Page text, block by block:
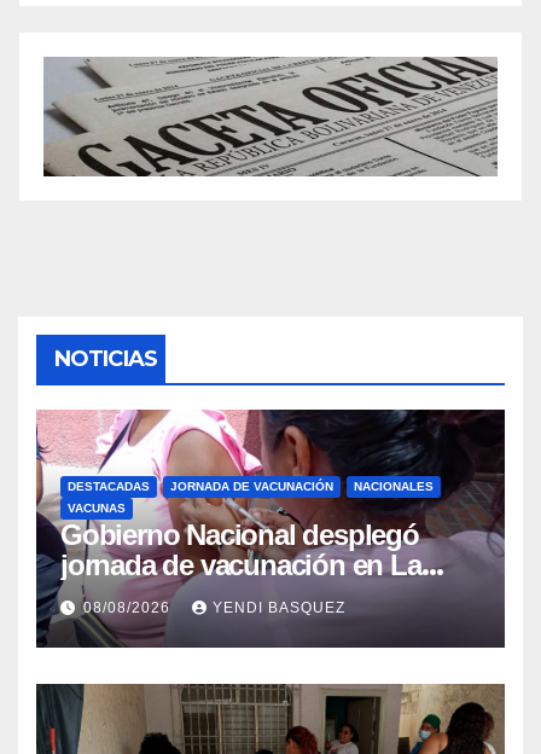
NOTICIAS
DESTACADAS JORNADA DE VACUNACIÓN
NACIONALES
VACUNAS
Gobierno Nacional desplegó
jornada de vacunación en La
Guaira para garantizar protección
epidemiológica
08/08/2026 YENDI BASQUEZ